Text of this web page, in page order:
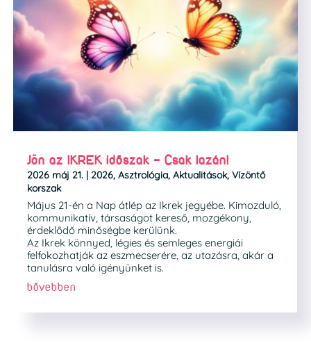
Jön az IKREK időszak – Csak lazán!
2026 máj 21. | 2026, Asztrológia, Aktualitások, Vízöntő
korszak
Május 21-én a Nap átlép az Ikrek jegyébe. Kimozduló,
kommunikatív, társaságot kereső, mozgékony,
érdeklődő minőségbe kerülünk.
Az Ikrek könnyed, légies és semleges energiái
felfokozhatják az eszmecserére, az utazásra, akár a
tanulásra való igényünket is.
bővebben